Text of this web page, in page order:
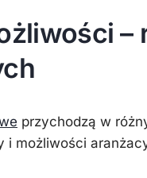
–
przychodzą w
i możliwości